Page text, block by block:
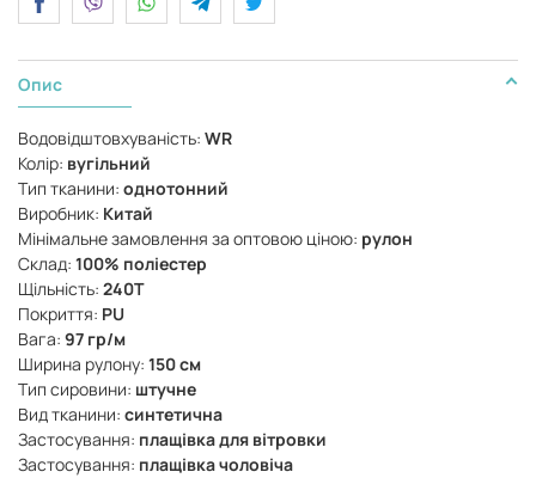
Опис
Водовідштовхуваність: WR
Колір: вугільний
Тип тканини: однотонний
Виробник: Китай
Мінімальне замовлення за оптовою ціною: рулон
Склад: 100% поліестер
Щільність: 240Т
Покриття: PU
Вага: 97 гр/м
Ширина рулону: 150 см
Тип сировини: штучне
Вид тканини: синтетична
Застосування: плащівка для вітровки
Застосування: плащівка чоловіча